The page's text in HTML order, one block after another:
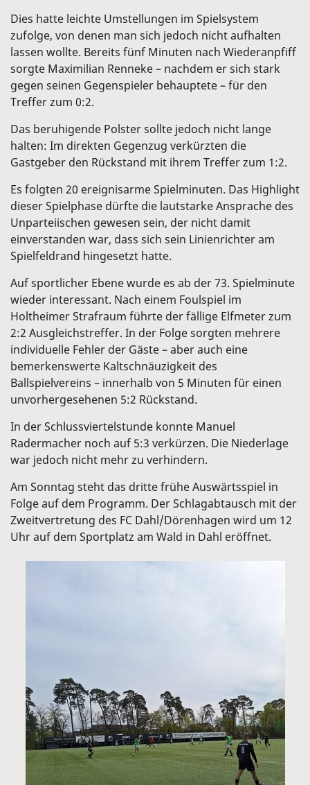
Dies hatte leichte Umstellungen im Spielsystem
zufolge, von denen man sich jedoch nicht aufhalten
lassen wollte. Bereits fünf Minuten nach Wiederanpfiff
sorgte Maximilian Renneke – nachdem er sich stark
gegen seinen Gegenspieler behauptete – für den
Treffer zum 0:2.
Das beruhigende Polster sollte jedoch nicht lange
halten: Im direkten Gegenzug verkürzten die
Gastgeber den Rückstand mit ihrem Treffer zum 1:2.
Es folgten 20 ereignisarme Spielminuten. Das Highlight
dieser Spielphase dürfte die lautstarke Ansprache des
Unparteiischen gewesen sein, der nicht damit
einverstanden war, dass sich sein Linienrichter am
Spielfeldrand hingesetzt hatte.
Auf sportlicher Ebene wurde es ab der 73. Spielminute
wieder interessant. Nach einem Foulspiel im
Holtheimer Strafraum führte der fällige Elfmeter zum
2:2 Ausgleichstreffer. In der Folge sorgten mehrere
individuelle Fehler der Gäste – aber auch eine
bemerkenswerte Kaltschnäuzigkeit des
Ballspielvereins – innerhalb von 5 Minuten für einen
unvorhergesehenen 5:2 Rückstand.
In der Schlussviertelstunde konnte Manuel
Radermacher noch auf 5:3 verkürzen. Die Niederlage
war jedoch nicht mehr zu verhindern.
Am Sonntag steht das dritte frühe Auswärtsspiel in
Folge auf dem Programm. Der Schlagabtausch mit der
Zweitvertretung des FC Dahl/Dörenhagen wird um 12
Uhr auf dem Sportplatz am Wald in Dahl eröffnet.